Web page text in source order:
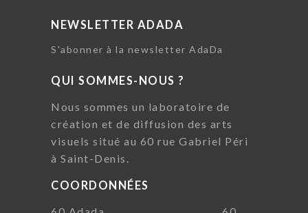
NEWSLETTER ADADA
S'abonner à la newsletter AdaDa
QUI SOMMES-NOUS ?
Nous sommes un laboratoire de
création et de diffusion des arts
visuels situé au 60 rue Gabriel Péri
à Saint-Denis.
COORDONNÉES